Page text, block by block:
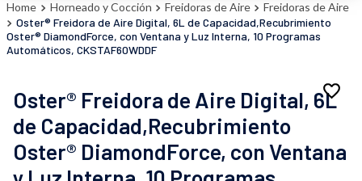
Horneado y Cocción Freidoras de Aire
Freidoras de Aire
Oster® Freidora de Aire Digital, 6L de Capacidad,Recubrimiento
Oster® DiamondForce, con Ventana y Luz Interna, 10 Programas
Automáticos, CKSTAF60WDDF
Oster® Freidora de Aire Digital, 6L
de Capacidad,Recubrimiento
Oster® DiamondForce, con Ventana
2
freidora
3.
cafetera
.
sandwichera
.
freidora aire
.
plancha